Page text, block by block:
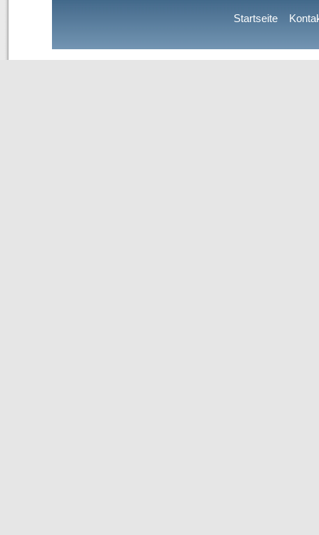
Startseite